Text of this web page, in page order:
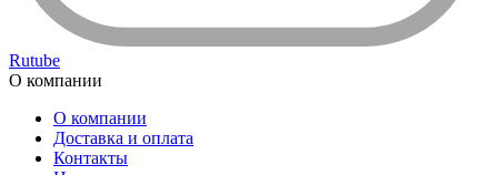
Rutube
О компании
О компании
Доставка и оплата
Контакты